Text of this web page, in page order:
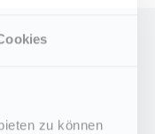
zu können